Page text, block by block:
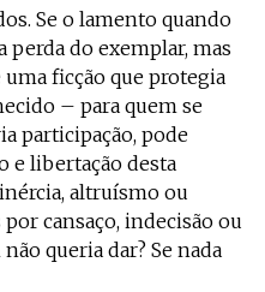
Se o lamento quando
perda do exemplar, mas
ficção que protegia
– para quem se
participação, pode
e libertação desta
altruísmo ou
cansaço, indecisão ou
queria dar? Se nada